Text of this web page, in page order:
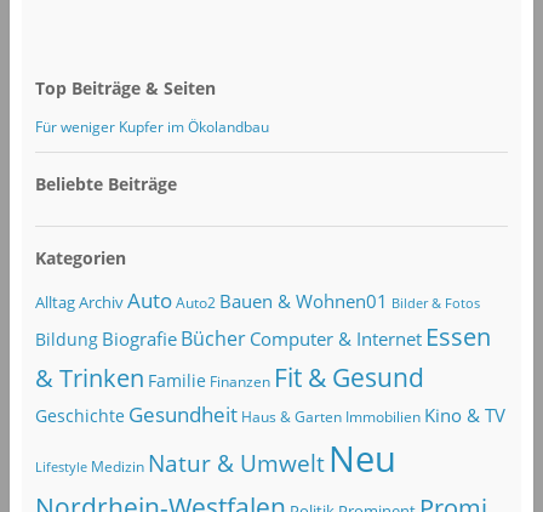
Top Beiträge & Seiten
Für weniger Kupfer im Ökolandbau
Beliebte Beiträge
Kategorien
AlltagArchivAuto Auto2 Bauen & Wohnen01 Bilder & Fotos
Bildung Biografie Bücher Computer & Internet Essen
& Trinken Familie Finanzen Fit & Gesund
Geschichte Gesundheit Haus & Garten Immobilien Kino & TV
Lifestyle Medizin Natur & Umwelt Neu